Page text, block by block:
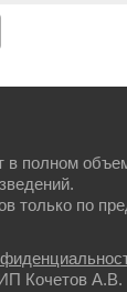
в полном
только по
Кочетов А.В.